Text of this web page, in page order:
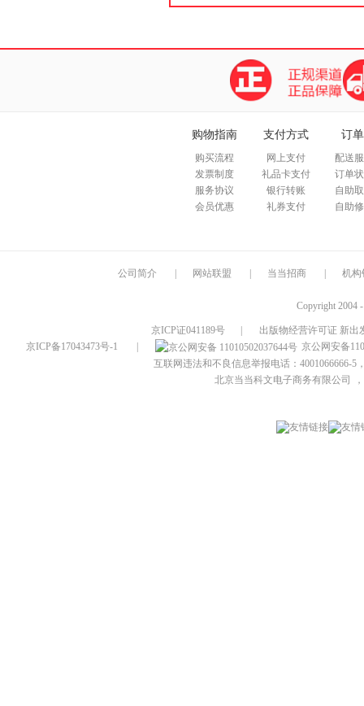
购物指南
购买流程
发票制度
服务协议
会员优惠
支付方式
网上支付
礼品卡支付
银行转账
礼券支付
订
配送
订单
自助
自助
公司简介 网站联盟 当当招商 机构
Copyright 2004
京ICP证041189号
出版物经营许可证 新出
京ICP备17043473号-1
京公网安备
互联网违法和不良信息举报电话：4001066666-5
北京当当科文电子商务有限公司